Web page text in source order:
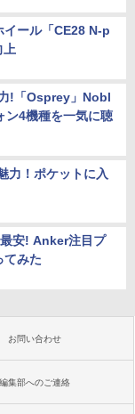
イール「CE28 N-p
上
!「Osprey」Nobl
4機種を一気に聴
力！ポケットに入
安! Anker注目プ
てみた
お問い合わせ
編集部へのご連絡